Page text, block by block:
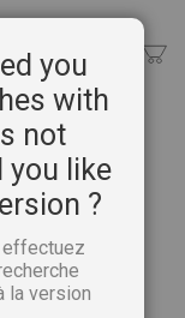
Ordre
you
with
not
you like
?
effectuez
la version